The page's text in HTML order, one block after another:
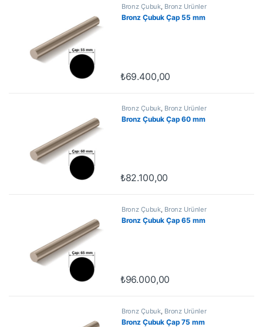
Bronz Çubuk, Bronz Ürünler
Bronz Çubuk Çap 55 mm
₺69.400,00
Bronz Çubuk, Bronz Ürünler
Bronz Çubuk Çap 60 mm
₺82.100,00
Bronz Çubuk, Bronz Ürünler
Bronz Çubuk Çap 65 mm
₺96.000,00
Bronz Çubuk, Bronz Ürünler
Bronz Çubuk Çap 75 mm